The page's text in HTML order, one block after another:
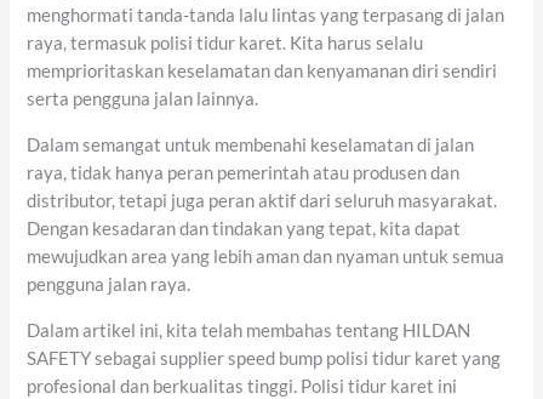
menghormati tanda-tanda lalu lintas yang terpasang di jalan
raya, termasuk polisi tidur karet. Kita harus selalu
memprioritaskan keselamatan dan kenyamanan diri sendiri
serta pengguna jalan lainnya.
Dalam semangat untuk membenahi keselamatan di jalan
raya, tidak hanya peran pemerintah atau produsen dan
distributor, tetapi juga peran aktif dari seluruh masyarakat.
Dengan kesadaran dan tindakan yang tepat, kita dapat
mewujudkan area yang lebih aman dan nyaman untuk semua
pengguna jalan raya.
Dalam artikel ini, kita telah membahas tentang HILDAN
SAFETY sebagai supplier speed bump polisi tidur karet yang
profesional dan berkualitas tinggi. Polisi tidur karet ini